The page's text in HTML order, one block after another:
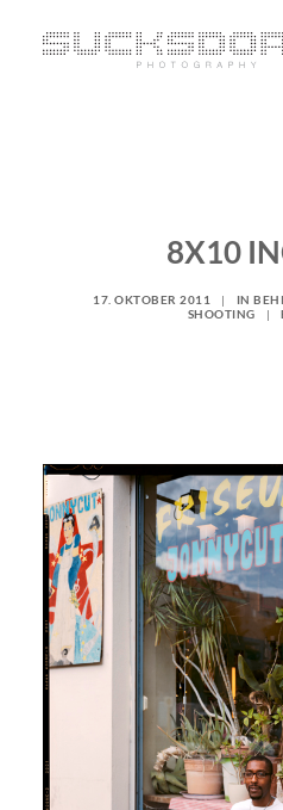
CONTACT
8X10
17. OKTOBER 2011 | IN
SHOOTING
|